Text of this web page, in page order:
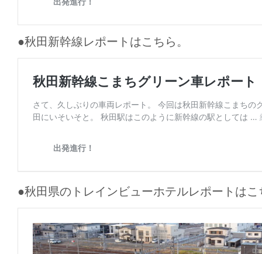
●秋田新幹線レポートはこちら。
●秋田県のトレインビューホテルレポートはこ